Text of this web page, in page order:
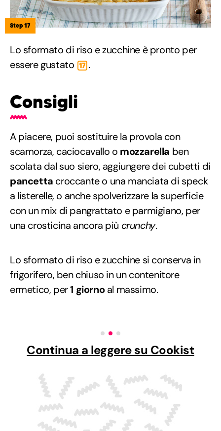
Step 17
Lo sformato di riso e zucchine è pronto per
essere gustato 17 .
Consigli
A piacere, puoi sostituire la provola con
scamorza, caciocavallo o mozzarella ben
scolata dal suo siero, aggiungere dei cubetti di
pancetta croccante o una manciata di speck
a listerelle, o anche spolverizzare la superficie
con un mix di pangrattato e parmigiano, per
una crosticina ancora più crunchy.
Lo sformato di riso e zucchine si conserva in
frigorifero, ben chiuso in un contenitore
ermetico, per1 giornoal massimo.
Continua a leggere su Cookist